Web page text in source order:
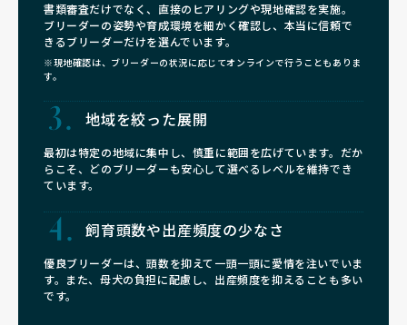
書類審査だけでなく、直接のヒアリングや現地確認を実施。
ブリーダーの姿勢や育成環境を細かく確認し、本当に信頼で
きるブリーダーだけを選んでいます。
※現地確認は、ブリーダーの状況に応じてオンラインで行うこともありま
す。
地域を絞った展開
最初は特定の地域に集中し、慎重に範囲を広げています。だか
らこそ、どのブリーダーも安心して選べるレベルを維持でき
ています。
飼育頭数や出産頻度の少なさ
優良ブリーダーは、頭数を抑えて一頭一頭に愛情を注いでいま
す。また、母犬の負担に配慮し、出産頻度を抑えることも多い
です。